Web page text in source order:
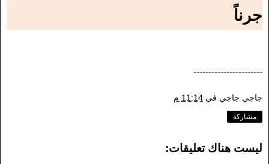
جرناً
-----------------------
جاجي جاجي في 11:14 م
مشاركة
ليست هناك تعليقات: